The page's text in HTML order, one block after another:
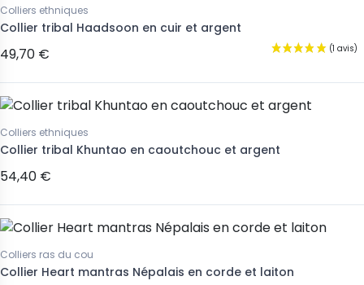
Colliers ethniques
Collier tribal Haadsoon en cuir et argent
49,70 €
Colliers ethniques
Collier tribal Khuntao en caoutchouc et argent
54,40 €
Colliers ras du cou
Collier Heart mantras Népalais en corde et laiton